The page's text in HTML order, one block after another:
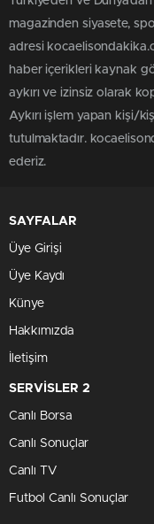
magazinden siyasete,
adresi
haber içerikleri kaynak
aykırı ve izinsiz olarak
Aykırı işlem yapan kişi/
tutulmaktadır.
ederiz.
SAYFALAR
Üye Girişi
Üye Kaydı
Künye
Hakkımızda
İletişim
SERVİSLER 2
Canlı Borsa
Canlı Sonuçlar
Canlı TV
Futbol Canlı Sonuçlar